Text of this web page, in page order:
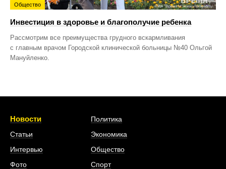
Общество
Инвестиция в здоровье и благополучие ребенка
Рассмотрим все преимущества грудного вскармливания
с главным врачом Городской клинической больницы №40 Ольгой
Мануйленко.
Новости
Статьи
Интервью
Фото
Политика
Экономика
Общество
Спорт